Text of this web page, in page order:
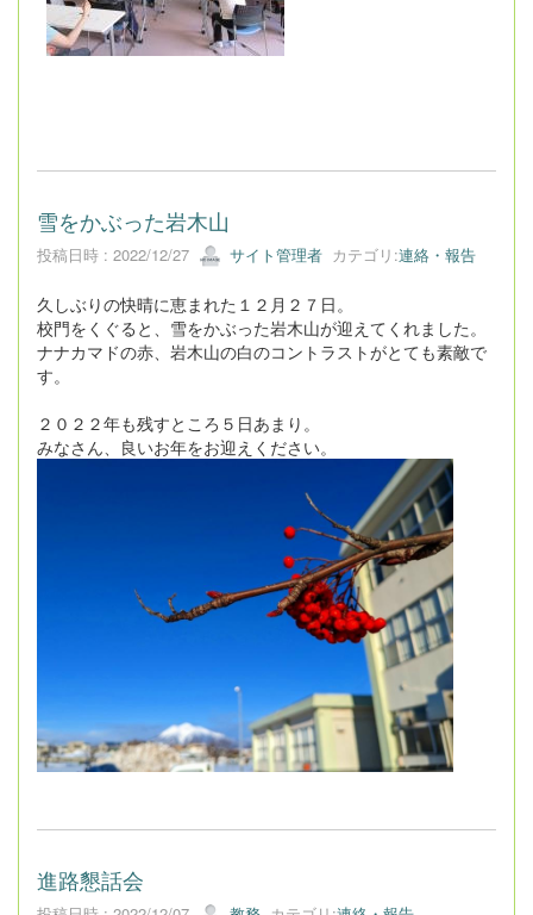
雪をかぶった岩木山
投稿日時 : 2022/12/27 サイト管理者 カテゴリ:連絡・報告
久しぶりの快晴に恵まれた１２月２７日。
校門をくぐると、雪をかぶった岩木山が迎えてくれました。
ナナカマドの赤、岩木山の白のコントラストがとても素敵で
す。
２０２２年も残すところ５日あまり。
みなさん、良いお年をお迎えください。
進路懇話会